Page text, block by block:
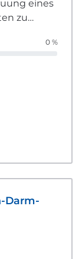
eines
zu
in
0 %
Darm-